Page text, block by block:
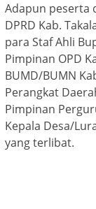
Adapun peserta
DPRD Kab.
para Staf Ahli
Pimpinan OPD
BUMD/BUMN
Perangkat
Pimpinan
Kepala Desa/
yang terlibat.